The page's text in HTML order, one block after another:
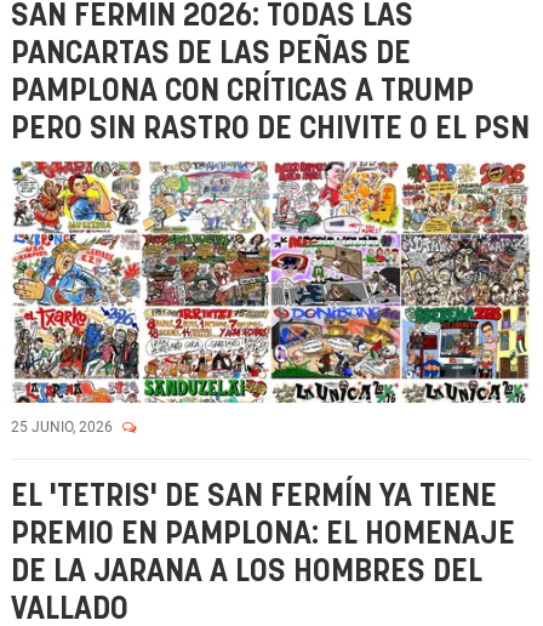
SAN FERMÍN 2026: TODAS LAS
PANCARTAS DE LAS PEÑAS DE
PAMPLONA CON CRÍTICAS A TRUMP
PERO SIN RASTRO DE CHIVITE O EL PSN
25 JUNIO, 2026
EL 'TETRIS' DE SAN FERMÍN YA TIENE
PREMIO EN PAMPLONA: EL HOMENAJE
DE LA JARANA A LOS HOMBRES DEL
VALLADO